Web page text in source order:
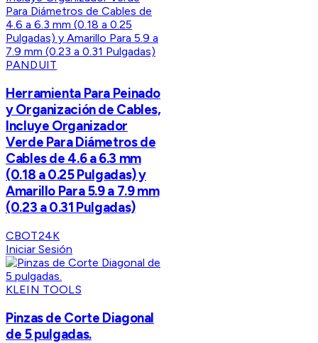
PANDUIT
Herramienta Para Peinado
y Organización de Cables,
Incluye Organizador
Verde Para Diámetros de
Cables de 4.6 a 6.3 mm
(0.18 a 0.25 Pulgadas) y
Amarillo Para 5.9 a 7.9 mm
(0.23 a 0.31 Pulgadas)
CBOT24K
Iniciar Sesión
KLEIN TOOLS
Pinzas de Corte Diagonal
de 5 pulgadas.